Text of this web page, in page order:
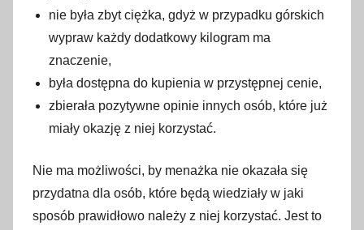
nie była zbyt ciężka, gdyż w przypadku górskich
wypraw każdy dodatkowy kilogram ma
znaczenie,
była dostępna do kupienia w przystępnej cenie,
zbierała pozytywne opinie innych osób, które już
miały okazję z niej korzystać.
Nie ma możliwości, by menażka nie okazała się
przydatna dla osób, które będą wiedziały w jaki
sposób prawidłowo należy z niej korzystać. Jest to